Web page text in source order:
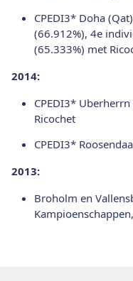
CPEDI3* Doha
(66.912%), 4e
(65.333%) met
2014:
CPEDI3*
Ricochet
CPEDI3*
2013:
Broholm en